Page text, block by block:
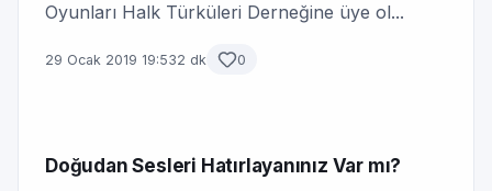
Oyunları Halk Türküleri Derneğine üye ol...
29 Ocak 2019 19:532 dk 0
Doğudan Sesleri Hatırlayanınız Var mı?